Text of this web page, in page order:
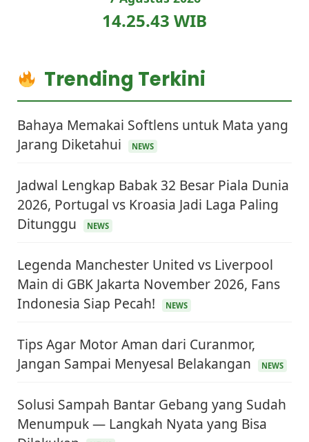
14.25.43 WIB
Trending Terkini
Bahaya Memakai Softlens untuk Mata yang
Jarang Diketahui
NEWS
Jadwal Lengkap Babak 32 Besar Piala Dunia
2026, Portugal vs Kroasia Jadi Laga Paling
Ditunggu
NEWS
Legenda Manchester United vs Liverpool
Main di GBK Jakarta November 2026, Fans
Indonesia Siap Pecah!
NEWS
Tips Agar Motor Aman dari Curanmor,
Jangan Sampai Menyesal Belakangan
NEWS
Solusi Sampah Bantar Gebang yang Sudah
Menumpuk — Langkah Nyata yang Bisa